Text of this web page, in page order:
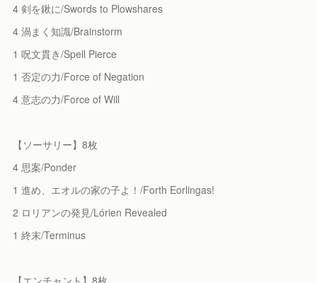
4 剣を鍬に/Swords to Plowshares
4 渦まく知識/Brainstorm
1 呪文貫き/Spell Pierce
1 否定の力/Force of Negation
4 意志の力/Force of Will
【ソーサリー】8枚
4 思案/Ponder
1 進め、エオルの家の子よ！/Forth Eorlingas!
2 ロリアンの発見/Lórien Revealed
1 終末/Terminus